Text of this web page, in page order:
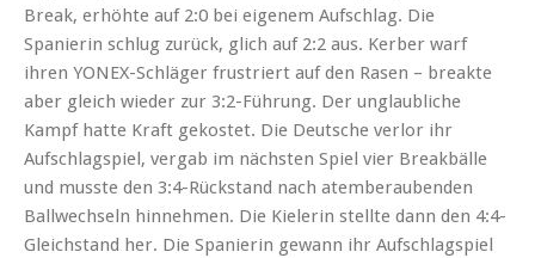
Break, erhöhte auf 2:0 bei eigenem Aufschlag. Die
Spanierin schlug zurück, glich auf 2:2 aus. Kerber warf
ihren YONEX-Schläger frustriert auf den Rasen – breakte
aber gleich wieder zur 3:2-Führung. Der unglaubliche
Kampf hatte Kraft gekostet. Die Deutsche verlor ihr
Aufschlagspiel, vergab im nächsten Spiel vier Breakbälle
und musste den 3:4-Rückstand nach atemberaubenden
Ballwechseln hinnehmen. Die Kielerin stellte dann den 4:4-
Gleichstand her. Die Spanierin gewann ihr Aufschlagspiel